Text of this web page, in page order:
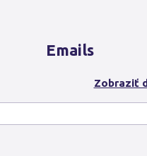
Emails
Zobraziť